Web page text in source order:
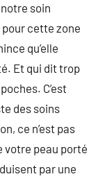
soin
cette zone
qu’elle
Et qui dit trop
C’est
des soins
ce n’est pas
votre peau porté
par une